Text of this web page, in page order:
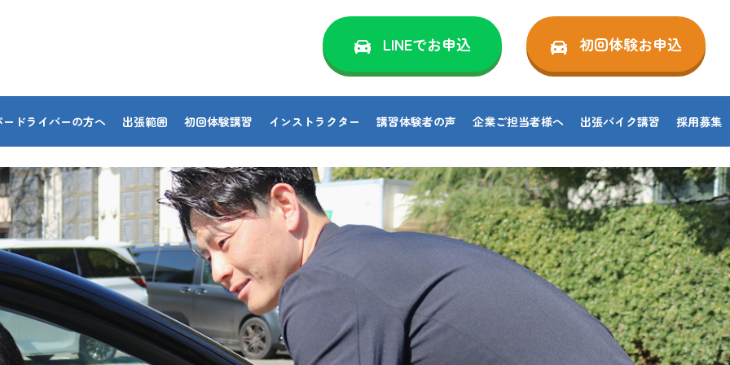
LINEでお申込 初回体験お申込
ドライバーの方へ 出張範囲 初回体験講習 インストラクター 講習体験者の声 企業ご担当者様へ 出張バイク講習 採用募集